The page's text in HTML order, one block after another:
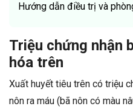
Hướng dẫn điều trị và
Triệu chứng nhận
hóa trên
Xuất huyết tiêu trên có triệu
nôn ra máu (bã nôn có màu